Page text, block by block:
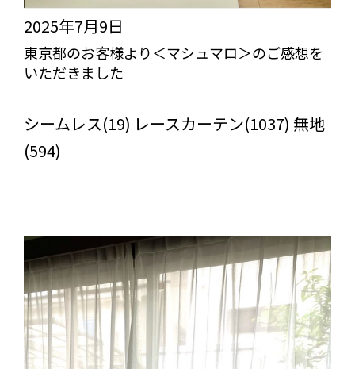
2025年7月9日
東京都のお客様より＜マシュマロ＞のご感想を
いただきました
シームレス(19) レースカーテン(1037) 無地
(594)